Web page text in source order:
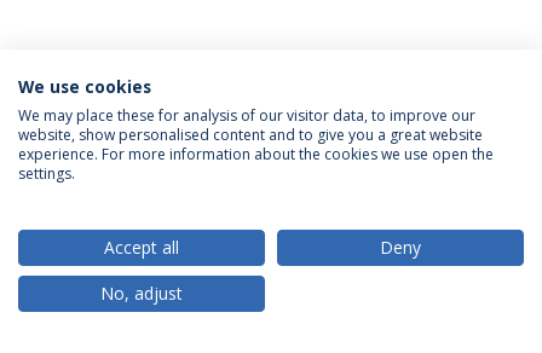
ACREDITAÇÕES
RANKINGS
We use cookies
We may place these for analysis of our visitor data, to improve our
website, show personalised content and to give you a great website
experience. For more information about the cookies we use open the
settings.
Accept all
Deny
No, adjust